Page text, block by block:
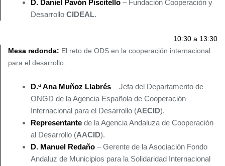
D. Daniel Pavón Piscitello – Fundación Cooperación y
Desarrollo CIDEAL.
10:30 a 13:30
Mesa redonda: El reto de ODS en la cooperación internacional
para el desarrollo.
D.ª Ana Muñoz Llabrés – Jefa del Departamento de
ONGD de la Agencia Española de Cooperación
Internacional para el Desarrollo (AECID).
Representante de la Agencia Andaluza de Cooperación
al Desarrollo (AACID).
D. Manuel Redaño – Gerente de la Asociación Fondo
Andaluz de Municipios para la Solidaridad Internacional